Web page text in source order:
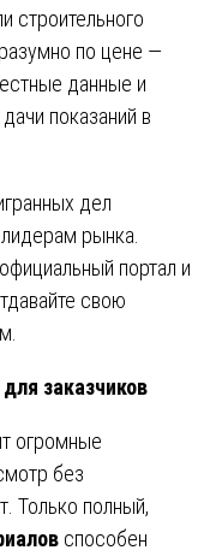
строительного
по цене —
данные и
показаний в
дел
рынка.
портал и
свою
заказчиков
огромные
без
Только полный,
способен